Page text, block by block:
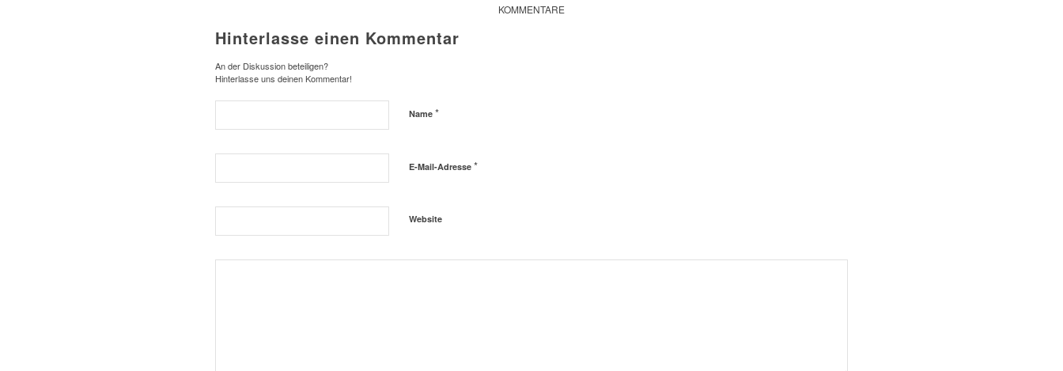
KOMMENTARE
Hinterlasse einen Kommentar
An der Diskussion beteiligen?
Hinterlasse uns deinen Kommentar!
Name *
E-Mail-Adresse *
Website